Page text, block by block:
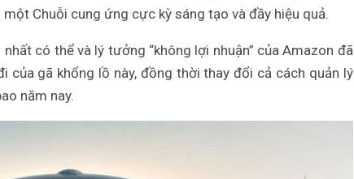
Chuỗi cung ứng cực kỳ sáng tạo và đầy hiệu quả.
có thể và lý tưởng “không lợi nhuận” của Amazon đã
của gã khổng lồ này, đồng thời thay đổi cả cách quản lý
năm nay.